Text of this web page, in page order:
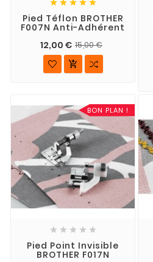
    
Pied Téflon BROTHER
F007N Anti-Adhérent
12,00 € 15,00 €

BON PLAN !
    
Pied Point Invisible
BROTHER F017N